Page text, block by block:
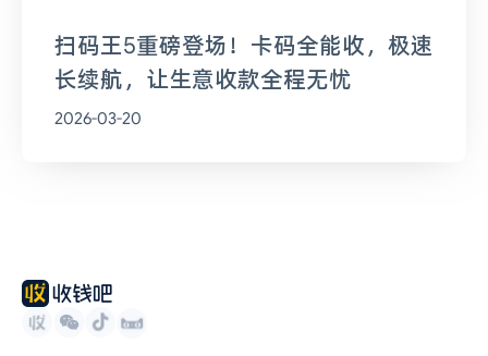
扫码王5重磅登场！卡码全能收，极速
长续航，让生意收款全程无忧
2026-03-20